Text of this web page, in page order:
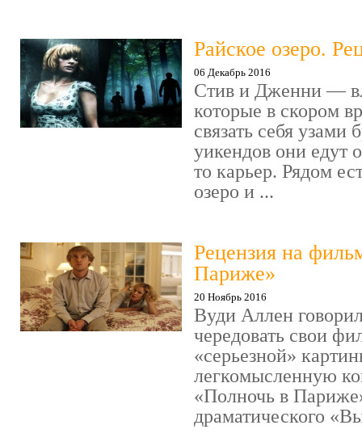
Райское озеро.
06 Декабрь 2016
Стив и Дженни —
которые в скором
связать себя узами
уикендов они едут
то карьер. Рядом
озеро и ...
Рецензия на
Париже»
20 Ноябрь 2016
Вуди Аллен
чередовать свои
«серьезной»
легкомысленную
«Полночь в
драматического